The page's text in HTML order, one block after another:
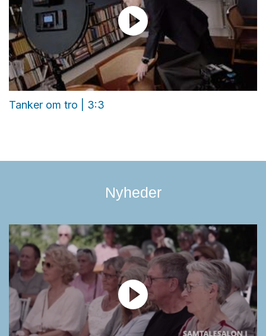
Tanker om tro | 3:3
Nyheder